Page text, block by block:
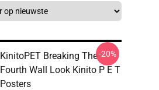
KinitoPET Breaking The
Fourth Wall Look Kinito P E T
Posters
-20%